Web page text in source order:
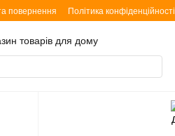
повернення Політика конфіденційності
товарів для дому